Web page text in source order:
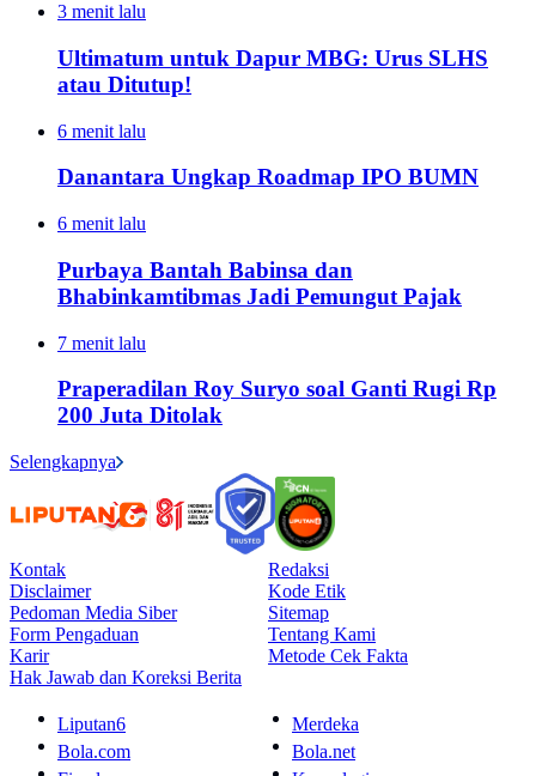
3 menit lalu
Ultimatum untuk Dapur MBG: Urus SLHS
atau Ditutup!
6 menit lalu
Danantara Ungkap Roadmap IPO BUMN
6 menit lalu
Purbaya Bantah Babinsa dan
Bhabinkamtibmas Jadi Pemungut Pajak
7 menit lalu
Praperadilan Roy Suryo soal Ganti Rugi Rp
200 Juta Ditolak
Selengkapnya
Kontak
Redaksi
Disclaimer
Kode Etik
Pedoman Media Siber
Sitemap
Form Pengaduan
Tentang Kami
Karir
Metode Cek Fakta
Hak Jawab dan Koreksi Berita
Liputan6
Merdeka
Bola.com
Bola.net